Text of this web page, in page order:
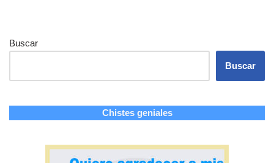
Buscar
Buscar
Chistes geniales